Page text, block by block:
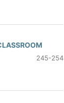
245-254